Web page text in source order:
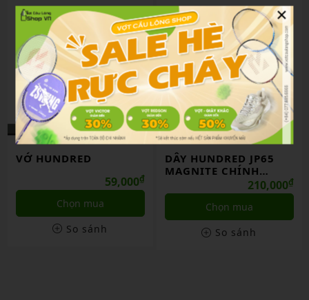
VỚ HUNDRED
59,000₫
Chọn mua
So sánh
DÂY HUNDRED JP65
MAGNITE CHÍNH
210,000₫
Chọn mua
So sánh
×